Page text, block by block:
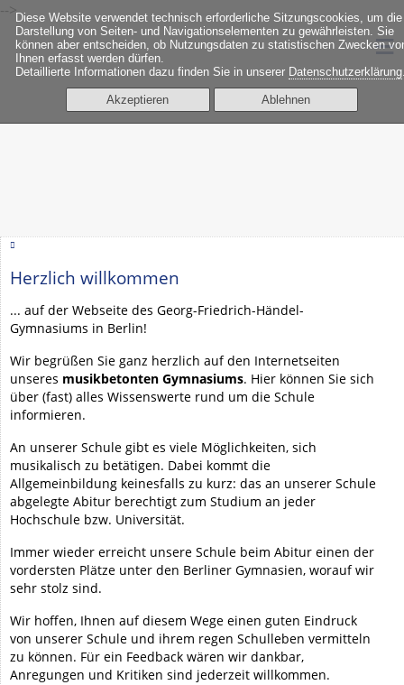
Diese Website verwendet technisch erforderliche Sitzungscookies, um die
Darstellung von Seiten- und Navigationselementen zu gewährleisten. Sie
können aber entscheiden, ob Nutzungsdaten zu statistischen Zwecken
Ihnen erfasst werden dürfen.
Detaillierte Informationen dazu finden Sie in unserer Datenschutzerklärung
Akzeptieren Ablehnen
-->
≡
Herzlich willkommen
... auf der Webseite des Georg-Friedrich-Händel-
Gymnasiums in Berlin!
Wir begrüßen Sie ganz herzlich auf den Internetseiten
unseres musikbetonten Gymnasiums. Hier können Sie sich
über (fast) alles Wissenswerte rund um die Schule
informieren.
An unserer Schule gibt es viele Möglichkeiten, sich
musikalisch zu betätigen. Dabei kommt die
Allgemeinbildung keinesfalls zu kurz: das an unserer Schule
abgelegte Abitur berechtigt zum Studium an jeder
Hochschule bzw. Universität.
Immer wieder erreicht unsere Schule beim Abitur einen der
vordersten Plätze unter den Berliner Gymnasien, worauf wir
sehr stolz sind.
Wir hoffen, Ihnen auf diesem Wege einen guten Eindruck
von unserer Schule und ihrem regen Schulleben vermitteln
zu können. Für ein Feedback wären wir dankbar,
Anregungen und Kritiken sind jederzeit willkommen.